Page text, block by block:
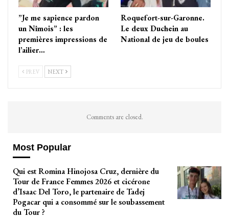
”Je me sapience pardon
un Nîmois” : les
premières impressions de
l’ailier…
Roquefort-sur-Garonne.
Le deux Duchein au
National de jeu de boules
PREV NEXT
Comments are closed.
Most Popular
Qui est Romina Hinojosa Cruz, dernière du
Tour de France Femmes 2026 et cicérone
d’Isaac Del Toro, le partenaire de Tadej
Pogacar qui a consommé sur le soubassement
du Tour ?